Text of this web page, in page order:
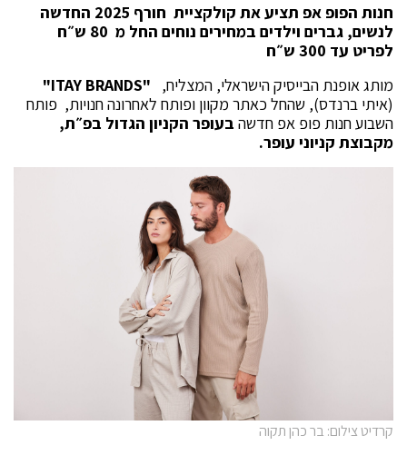
חנות הפופ אפ תציע את קולקציית חורף 2025 החדשה
לנשים, גברים וילדים במחירים נוחים החל מ 80 ש״ח
לפריט עד 300 ש״ח
מותג אופנת הבייסיק הישראלי, המצליח,
"ITAY BRANDS"
(איתי ברנדס), שהחל כאתר מקוון ופותח לאחרונה חנויות, פותח
השבוע חנות פופ אפ חדשה בעופר הקניון הגדול בפ״ת,
מקבוצת קניוני עופר.
קרדיט צילום: בר כהן תקוה